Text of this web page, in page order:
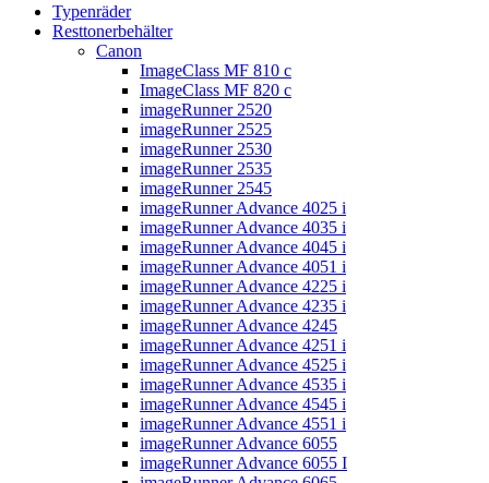
Typenräder
Resttonerbehälter
Canon
ImageClass MF 810 c
ImageClass MF 820 c
imageRunner 2520
imageRunner 2525
imageRunner 2530
imageRunner 2535
imageRunner 2545
imageRunner Advance 4025 i
imageRunner Advance 4035 i
imageRunner Advance 4045 i
imageRunner Advance 4051 i
imageRunner Advance 4225 i
imageRunner Advance 4235 i
imageRunner Advance 4245
imageRunner Advance 4251 i
imageRunner Advance 4525 i
imageRunner Advance 4535 i
imageRunner Advance 4545 i
imageRunner Advance 4551 i
imageRunner Advance 6055
imageRunner Advance 6055 I